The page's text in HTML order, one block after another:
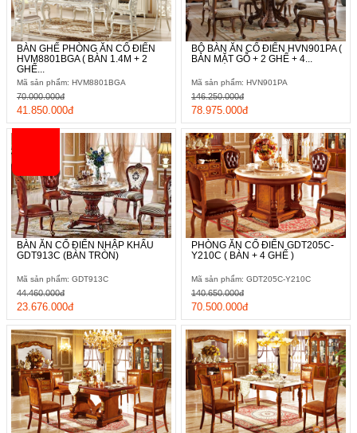
BÀN GHẾ PHÒNG ĂN CỔ ĐIỂN
HVM8801BGA ( BÀN 1.4M + 2
GHẾ...
Mã sản phẩm: HVM8801BGA
41.850.000đ
70.000.000đ
BỘ BÀN ĂN CỔ ĐIỂN HVN901PA (
BÀN MẶT GỖ + 2 GHẾ + 4...
Mã sản phẩm: HVN901PA
78.975.000đ
146.250.000đ
BÀN ĂN CỔ ĐIỂN NHẬP KHẨU
GDT913C (BÀN TRÒN)
Mã sản phẩm: GDT913C
23.676.000đ
44.460.000đ
PHÒNG ĂN CỔ ĐIỂN GDT205C-
Y210C ( BÀN + 4 GHẾ )
Mã sản phẩm: GDT205C-Y210C
70.500.000đ
140.650.000đ